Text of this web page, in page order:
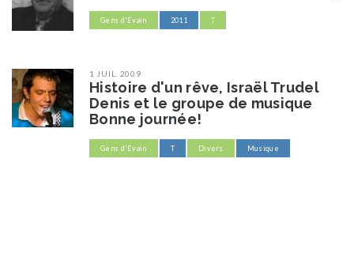
Gens d'Évain 2011 T
1 JUIL. 2009
Histoire d'un rêve, Israël Trudel
Denis et le groupe de musique
Bonne journée!
Gens d'Évain T Divers Musique